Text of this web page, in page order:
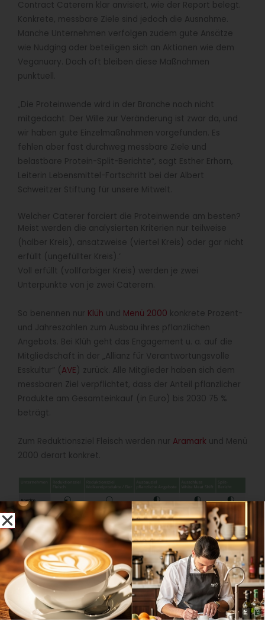
Contract Caterern klar anvisiert, wie der Report belegt.
Konkrete, messbare Ziele sind jedoch die Ausnahme.
Manche Unternehmen verfolgen zudem gute Ansätze
wie Nudging oder beteiligen sich an Aktionen wie dem
Veganuary. Doch oft bleiben diese Maßnahmen
punktuell.
„Die Proteinwende wird in der Branche noch nicht
mitgedacht. Der Wille zur Veränderung ist zwar da, und
wir haben gute Einzelmaßnahmen vorgefunden. Es
fehlen aber fast durchweg messbare Ziele und
belastbare Protein-Split-Berichte“, sagt Esther Erhorn,
Leiterin Lebensmittel-Fortschritt bei der Albert
Schweitzer Stiftung für unsere Mitwelt.
Welcher Caterer forciert die Proteinwende am besten?
Meist werden die analysierten Kriterien nur teilweise
(halber Kreis), ansatzweise (viertel Kreis) oder gar nicht
erfüllt (ungefüllter Kreis).‘
Voll erfüllt (vollfarbiger Kreis) werden je zwei
Unterpunkte von je zwei Caterern.
So benennen nur Klüh und Menü 2000 konkrete Prozent-
und Jahreszahlen zum Ausbau ihres pflanzlichen
Angebots. Bei Klüh geht das Engagement u. a. auf die
Mitgliedschaft in der „Allianz für Verantwortungsvolle
Esskultur” ( AVE) zurück. Alle Mitglieder haben sich dem
messbaren Ziel verpflichtet, dass der Anteil pflanzlicher
Produkte am Gesamteinkauf (in Euro) bis 2030 75 %
beträgt.
Zum Reduktionsziel Fleisch werden nur Aramark und Menü
2000 derart konkret.